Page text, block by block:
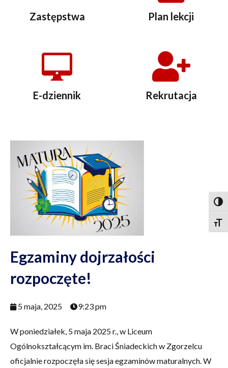
Zastępstwa Plan lekcji
E-dziennik Rekrutacja
Egzaminy dojrzałości
rozpoczęte!
5 maja, 2025 9:23 pm
W poniedziałek, 5 maja 2025 r., w Liceum
Ogólnokształcącym im. Braci Śniadeckich w Zgorzelcu
oficjalnie rozpoczęła się sesja egzaminów maturalnych. W